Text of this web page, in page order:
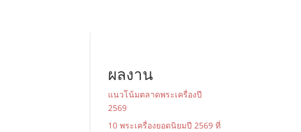
ผลงาน
แนวโน้มตลาดพระเครื่องปี
2569
10 พระเครื่องยอดนิยมปี 2569 ที่